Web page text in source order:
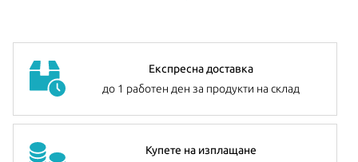
Анонсиран: Септември 2023
Експресна доставка
до 1 работен ден за продукти на склад
Купете на изплащане